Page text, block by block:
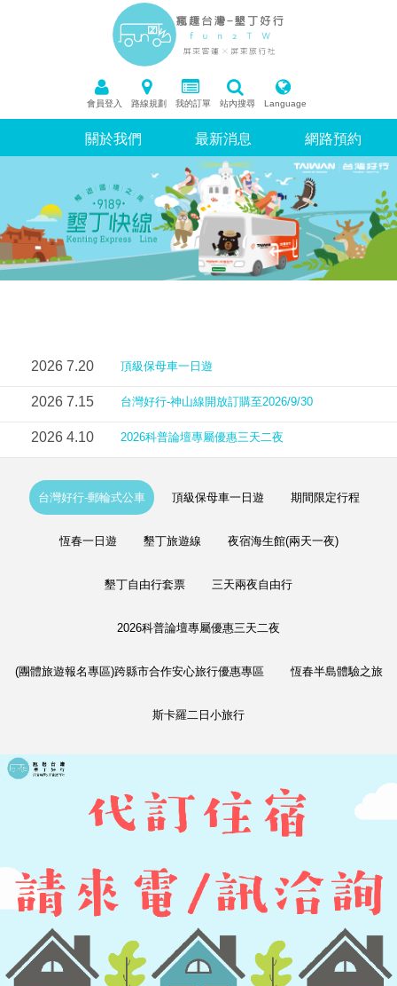
會員登入 路線規劃 我的訂單 站內搜尋 Language
關於我們 最新消息 網路預約
2026 7.20 頂級保母車一日遊
2026 7.15 台灣好行-神山線開放訂購至2026/9/30
2026 4.10 2026科普論壇專屬優惠三天二夜
台灣好行-郵輪式公車 頂級保母車一日遊 期間限定行程
恆春一日遊 墾丁旅遊線 夜宿海生館(兩天一夜)
墾丁自由行套票 三天兩夜自由行
2026科普論壇專屬優惠三天二夜
(團體旅遊報名專區)跨縣市合作安心旅行優惠專區 恆春半島體驗之旅
斯卡羅二日小旅行